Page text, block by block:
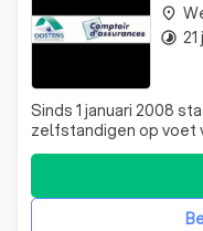
Sinds 1 januari 2008
zelfstandigen op voet
zgn. kleine risico’s
…) toen voor de
voortaan toegankelijk
sociale bijdragen of
place
timelapse